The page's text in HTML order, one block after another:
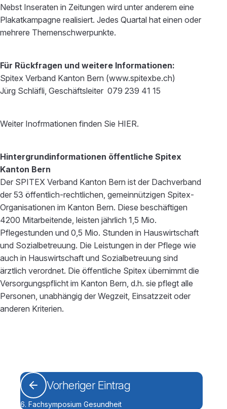
Nebst Inseraten in Zeitungen wird unter anderem eine
Plakatkampagne realisiert. Jedes Quartal hat einen oder
mehrere Themenschwerpunkte.
Für Rückfragen und weitere Informationen:
Spitex Verband Kanton Bern (www.spitexbe.ch)
Jürg Schläfli, Geschäftsleiter 079 239 41 15
Weiter Inofrmationen finden Sie HIER.
Hintergrundinformationen öffentliche Spitex
Kanton Bern
Der SPITEX Verband Kanton Bern ist der Dachverband
der 53 öffentlich-rechtlichen, gemeinnützigen Spitex-
Organisationen im Kanton Bern. Diese beschäftigen
4200 Mitarbeitende, leisten jährlich 1,5 Mio.
Pflegestunden und 0,5 Mio. Stunden in Hauswirtschaft
und Sozialbetreuung. Die Leistungen in der Pflege wie
auch in Hauswirtschaft und Sozialbetreuung sind
ärztlich verordnet. Die öffentliche Spitex übernimmt die
Versorgungspflicht im Kanton Bern, d.h. sie pflegt alle
Personen, unabhängig der Wegzeit, Einsatzzeit oder
anderen Kriterien.
Vorheriger Eintrag
6. Fachsymposium Gesundheit